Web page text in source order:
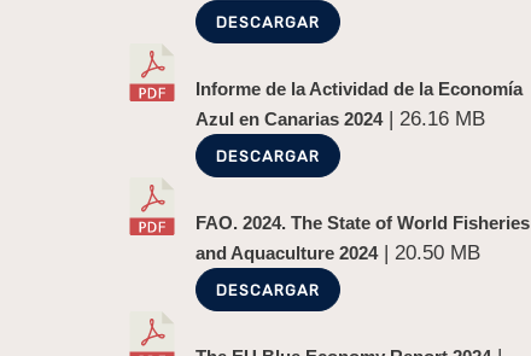
DESCARGAR
Informe de la Actividad de la Economía
Azul en Canarias 2024| 26.16 MB
DESCARGAR
FAO. 2024. The State of World Fisheries
and Aquaculture 2024| 20.50 MB
DESCARGAR